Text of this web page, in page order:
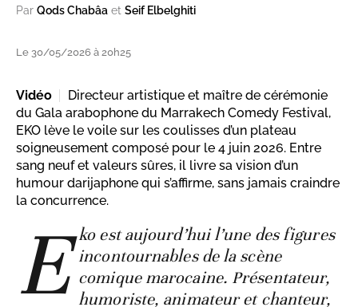
Par Qods Chabâa et Seif Elbelghiti
Le 30/05/2026 à 20h25
Vidéo
Directeur artistique et maître de cérémonie
du Gala arabophone du Marrakech Comedy Festival,
EKO lève le voile sur les coulisses d’un plateau
soigneusement composé pour le 4 juin 2026. Entre
sang neuf et valeurs sûres, il livre sa vision d’un
humour darijaphone qui s’affirme, sans jamais craindre
la concurrence.
E ko est aujourd’hui l’une des figures
incontournables de la scène
comique marocaine. Présentateur,
humoriste, animateur et chanteur,